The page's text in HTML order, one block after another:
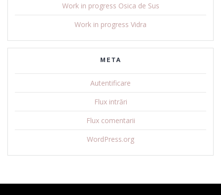
Work in progress Osica de Sus
Work in progress Vidra
META
Autentificare
Flux intrări
Flux comentarii
WordPress.org